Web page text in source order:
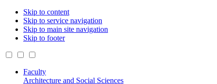
Skip to content
Skip to service navigation
Skip to main site navigation
Skip to footer
Faculty
Architecture and Social Sciences